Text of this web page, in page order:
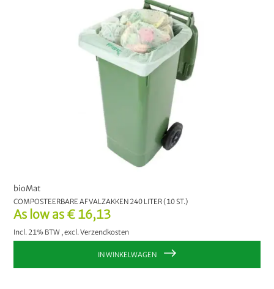
As low as € 16,13
Incl. 21% BTW ,excl.Verzendkosten
bioMat
COMPOSTEERBARE AFVALZAKKEN 240 LITER (10 ST.)
IN WINKELWAGEN